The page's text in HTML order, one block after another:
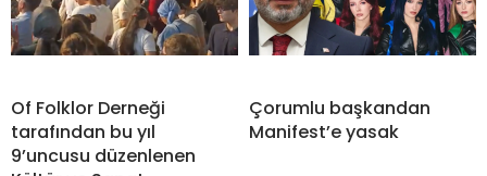
Of Folklor Derneği
tarafından bu yıl
9’uncusu düzenlenen
Çorumlu başkandan
Manifest’e yasak